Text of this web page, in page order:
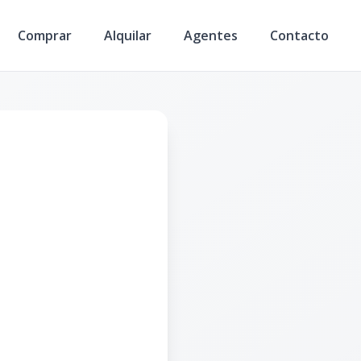
Comprar Alquilar Agentes Contacto